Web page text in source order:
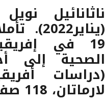
ناثانائيل
19 في
الصحية إلى
(دراسات
لارماتان، 118 صفحة